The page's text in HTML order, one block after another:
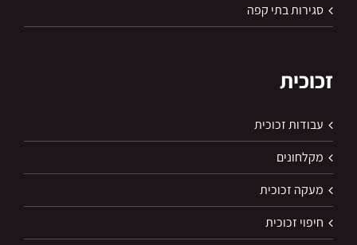
סגירות בתי קפה
זכוכית
עבודות זכוכית
מקלחונים
מעקה זכוכית
חיפוי זכוכית